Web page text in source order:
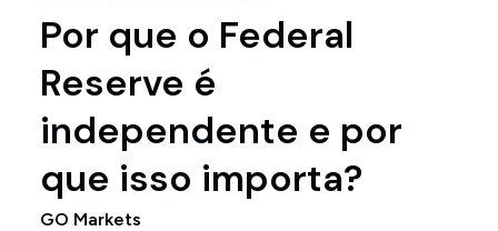
Por que o Federal
Reserve é
independente e por
que isso importa?
GO Markets